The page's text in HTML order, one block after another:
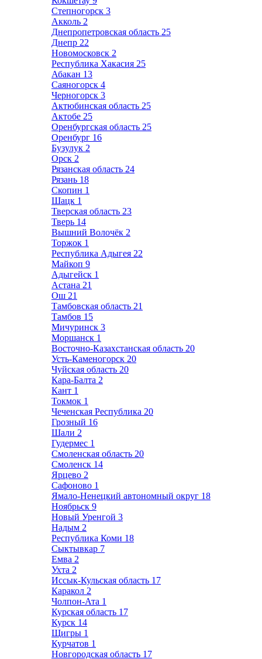
Степногорск 3
Акколь 2
Днепропетровская область 25
Днепр 22
Новомосковск 2
Республика Хакасия 25
Абакан 13
Саяногорск 4
Черногорск 3
Актюбинская область 25
Актобе 25
Оренбургская область 25
Оренбург 16
Бузулук 2
Орск 2
Рязанская область 24
Рязань 18
Скопин 1
Шацк 1
Тверская область 23
Тверь 14
Вышний Волочёк 2
Торжок 1
Республика Адыгея 22
Майкоп 9
Адыгейск 1
Астана 21
Ош 21
Тамбовская область 21
Тамбов 15
Мичуринск 3
Моршанск 1
Восточно-Казахстанская область 20
Усть-Каменогорск 20
Чуйская область 20
Кара-Балта 2
Кант 1
Токмок 1
Чеченская Республика 20
Грозный 16
Шали 2
Гудермес 1
Смоленская область 20
Смоленск 14
Ярцево 2
Сафоново 1
Ямало-Ненецкий автономный округ 18
Ноябрьск 9
Новый Уренгой 3
Надым 2
Республика Коми 18
Сыктывкар 7
Емва 2
Ухта 2
Иссык-Кульская область 17
Каракол 2
Чолпон-Ата 1
Курская область 17
Курск 14
Щигры 1
Курчатов 1
Новгородская область 17